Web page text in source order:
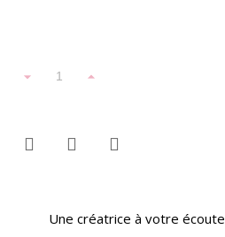
Une créatrice à votre écoute